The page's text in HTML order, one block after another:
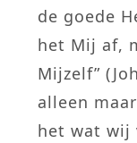
de goede
het Mij af,
Mijzelf”
alleen
het wat wij